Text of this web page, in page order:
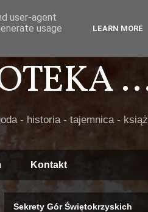
- historia - tajemnica -
Kontakt
Sekrety Gór Świętokrzyskich
user-agent
usage
LEARN MORE